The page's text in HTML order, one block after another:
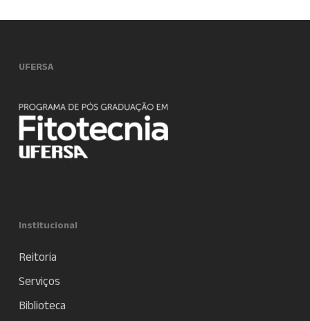
UFERSA
Institucional
Reitoria
Serviços
Biblioteca